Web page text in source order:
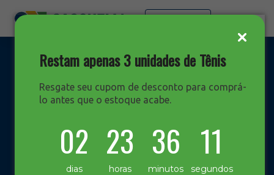
Restam apenas 3 unidades de Tênis
Resgate seu cupom de desconto para comprá-
lo antes que o estoque acabe.
02
dias
23
horas
36
minutos
10
segundos
Blog Sacchelli